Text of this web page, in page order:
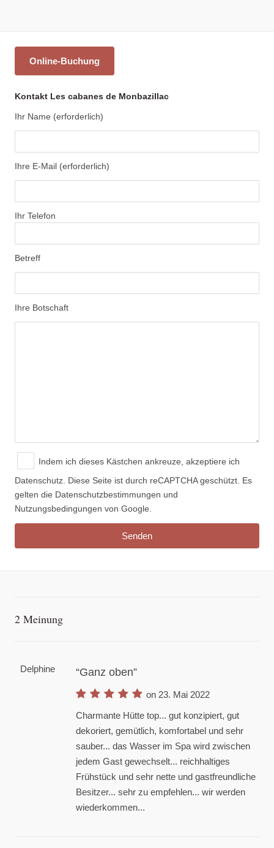
Online-Buchung
Kontakt Les cabanes de Monbazillac
Ihr Name (erforderlich)
Ihre E-Mail (erforderlich)
Ihr Telefon
Betreff
Ihre Botschaft
Indem ich dieses Kästchen ankreuze, akzeptiere ich
Datenschutz. Diese Seite ist durch reCAPTCHA geschützt. Es
gelten die Datenschutzbestimmungen und
Nutzungsbedingungen von Google.
2 Meinung
Delphine Ganz oben
on 23. Mai 2022
Charmante Hütte top... gut konzipiert, gut
dekoriert, gemütlich, komfortabel und sehr
sauber... das Wasser im Spa wird zwischen
jedem Gast gewechselt... reichhaltiges
Frühstück und sehr nette und gastfreundliche
Besitzer... sehr zu empfehlen... wir werden
wiederkommen...